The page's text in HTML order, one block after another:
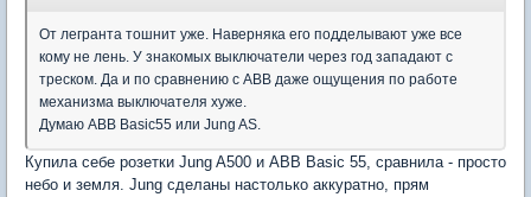
От легранта тошнит уже. Наверняка его подделывают уже все
кому не лень. У знакомых выключатели через год западают с
треском. Да и по сравнению с ABB даже ощущения по работе
механизма выключателя хуже.
Думаю ABB Basic55 или Jung AS.
Купила себе розетки Jung A500 и АВВ Basic 55, сравнила - просто
небо и земля. Jung сделаны настолько аккуратно, прям